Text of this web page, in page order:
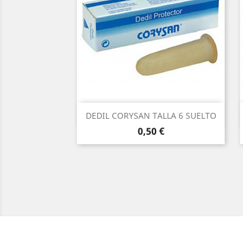
DEDIL CORYSAN TALLA 6 SUELTO
Precio
0,50 €
Vista rápida